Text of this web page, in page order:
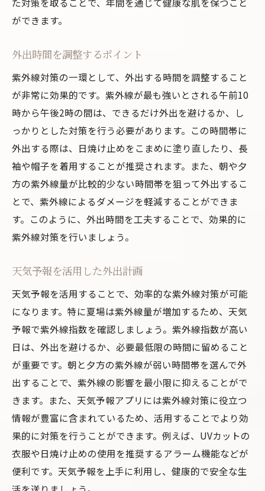
ができます。
外出時間を調整するポイント
紫外線対策の一環として、外出する時間を調整すること
が非常に効果的です。紫外線が最も強いとされる午前10
時から午後2時の間は、できるだけ外出を避けるか、し
っかりとした対策を行う必要があります。この時間帯に
外出する際は、日焼け止めをこまめに塗り直したり、長
袖や帽子を着用することが推奨されます。また、朝や夕
方の紫外線量が比較的少ない時間帯を狙って外出するこ
とで、紫外線によるダメージを軽減することができま
す。このように、外出時間を工夫することで、効果的に
紫外線対策を行いましょう。
天気予報を活用した外出計画
天気予報を活用することで、効率的な紫外線対策が可能
になります。特に夏場は紫外線量が増加するため、天気
予報で紫外線指数を確認しましょう。紫外線指数が高い
日は、外出を避けるか、必要最低限の時間に留めること
が重要です。朝と夕方の紫外線が弱い時間帯を選んで外
出することで、紫外線の影響を最小限に抑えることがで
きます。また、天気予報アプリには紫外線対策に役立つ
情報が豊富に含まれているため、活用することでより効
果的に対策を行うことができます。例えば、UVカットの
衣服や日焼け止めの使用を推奨するアラーム機能などが
便利です。天気予報を上手に利用し、健康的で安全な生